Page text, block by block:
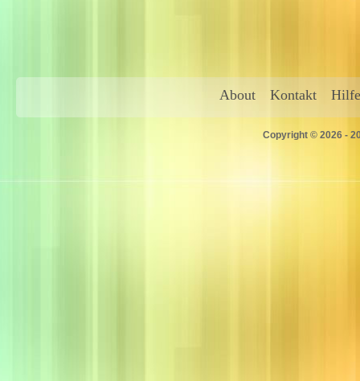
About Kontakt Hilfe
Copyright © 2026 -